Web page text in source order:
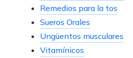
Remedios para la tos
Sueros Orales
Ungüentos musculares
Vitamínicos